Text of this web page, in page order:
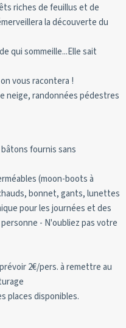
riches de feuillus et de
la découverte du
qui sommeille...Elle sait
vous racontera !
neige, randonnées pédestres
fournis sans
(moon-boots à
bonnet, gants, lunettes
pour les journées et des
- N'oubliez pas votre
2€/pers. à remettre au
places disponibles.